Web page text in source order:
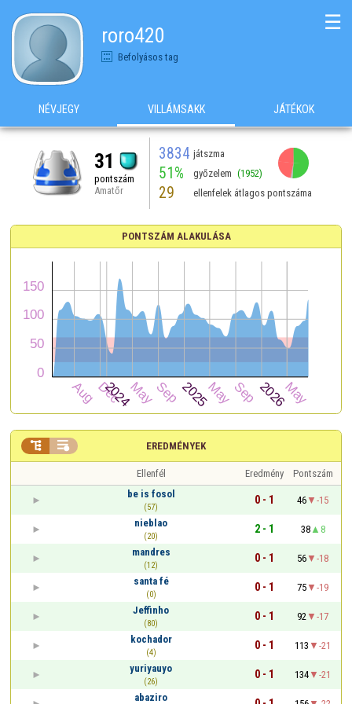
roro420
Befolyásos tag
☰
NÉVJEGY VILLÁMSAKK JÁTÉKOK
31
pontszám
Amatőr
3834 játszma
51% győzelem (1952)
29 ellenfelek átlagos pontszáma
PONTSZÁM ALAKULÁSA
EREDMÉNYEK
 
Ellenfél Eredmény
Pontszám
be is fosol
(57)
0 - 1 46
-15
nieblao
(20)
2 - 1 38
8
mandres
(12)
0 - 1 56
-18
santa fé
(0)
0 - 1 75
-19
Jeffinho
(80)
0 - 1 92
-17
kochador
(4)
0 - 1 113
-21
yuriyauyo
(26)
0 - 1 134
-21
abaziro